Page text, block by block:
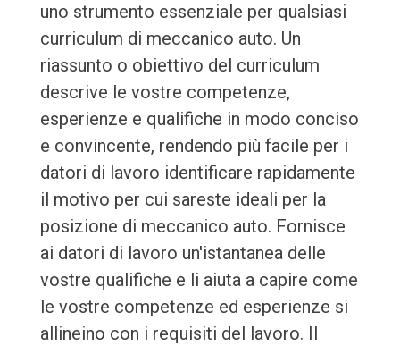
uno strumento essenziale per qualsiasi
curriculum di meccanico auto. Un
riassunto o obiettivo del curriculum
descrive le vostre competenze,
esperienze e qualifiche in modo conciso
e convincente, rendendo più facile per i
datori di lavoro identificare rapidamente
il motivo per cui sareste ideali per la
posizione di meccanico auto. Fornisce
ai datori di lavoro un'istantanea delle
vostre qualifiche e li aiuta a capire come
le vostre competenze ed esperienze si
allineino con i requisiti del lavoro. Il